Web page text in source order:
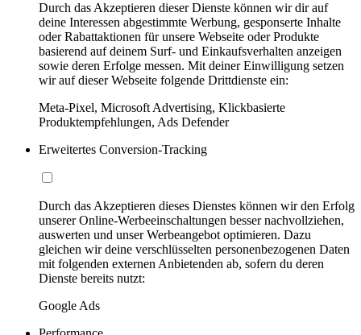
Durch das Akzeptieren dieser Dienste können wir dir auf
deine Interessen abgestimmte Werbung, gesponserte Inhalte
oder Rabattaktionen für unsere Webseite oder Produkte
basierend auf deinem Surf- und Einkaufsverhalten anzeigen
sowie deren Erfolge messen. Mit deiner Einwilligung setzen
wir auf dieser Webseite folgende Drittdienste ein:
Meta-Pixel, Microsoft Advertising, Klickbasierte
Produktempfehlungen, Ads Defender
Erweitertes Conversion-Tracking
Durch das Akzeptieren dieses Dienstes können wir den Erfolg
unserer Online-Werbeeinschaltungen besser nachvollziehen,
auswerten und unser Werbeangebot optimieren. Dazu
gleichen wir deine verschlüsselten personenbezogenen Daten
mit folgenden externen Anbietenden ab, sofern du deren
Dienste bereits nutzt:
Google Ads